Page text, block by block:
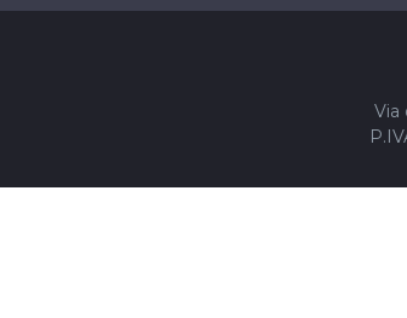
Via